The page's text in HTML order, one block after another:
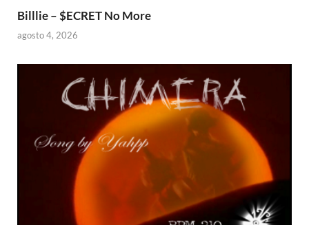
Billlie – $ECRET No More
agosto 4, 2026